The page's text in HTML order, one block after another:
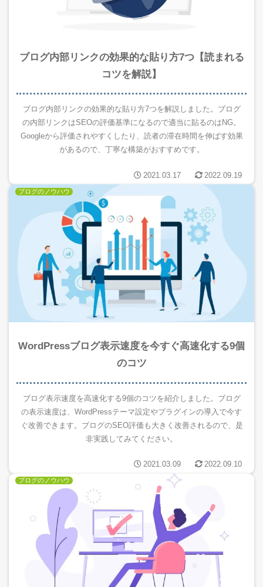
ブログ内部リンクの効果的な貼り方7つ【読まれる
コツを解説】
ブログ内部リンクの効果的な貼り方7つを解説しました。ブログ
の内部リンクはSEOの評価基準になるので適当に貼るのはNG。
Googleから評価されやすくしたり、読者の滞在時間を伸ばす効果
があるので、丁寧な構築がおすすめです。
2021.03.17 2022.09.19
ブログのノウハウ
WordPressブログ表示速度を今すぐ高速化する9個
のコツ
ブログ表示速度を高速化する9個のコツを紹介しました。ブログ
の表示速度は、WordPressテーマ設定やプラグインの導入で今す
ぐ改善できます。ブログのSEO評価も大きく改善されるので、是
非実践してみてください。
2021.03.09 2022.09.10
ブログのノウハウ